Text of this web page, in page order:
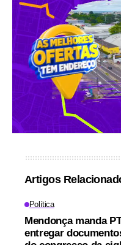
Artigos
Política
Mendonça manda
entregar